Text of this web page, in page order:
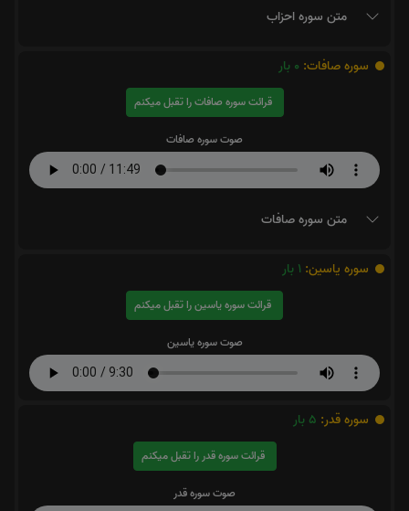
متن سوره احزاب
سوره صافات: 0 بار
قرائت سوره صافات را تقبل میکنم
صوت سوره صافات
متن سوره صافات
سوره یاسین: 1 بار
قرائت سوره یاسین را تقبل میکنم
صوت سوره یاسین
سوره قدر: 5 بار
قرائت سوره قدر را تقبل میکنم
صوت سوره قدر